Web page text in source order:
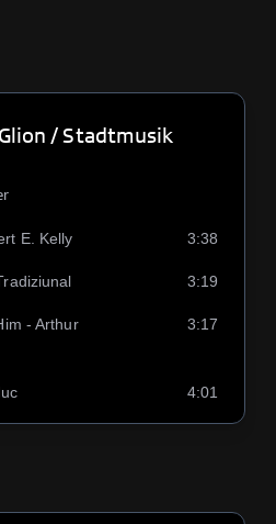
/ Stadtmusik
E. Kelly 3:38
3:19
- Arthur
3:17
4:01